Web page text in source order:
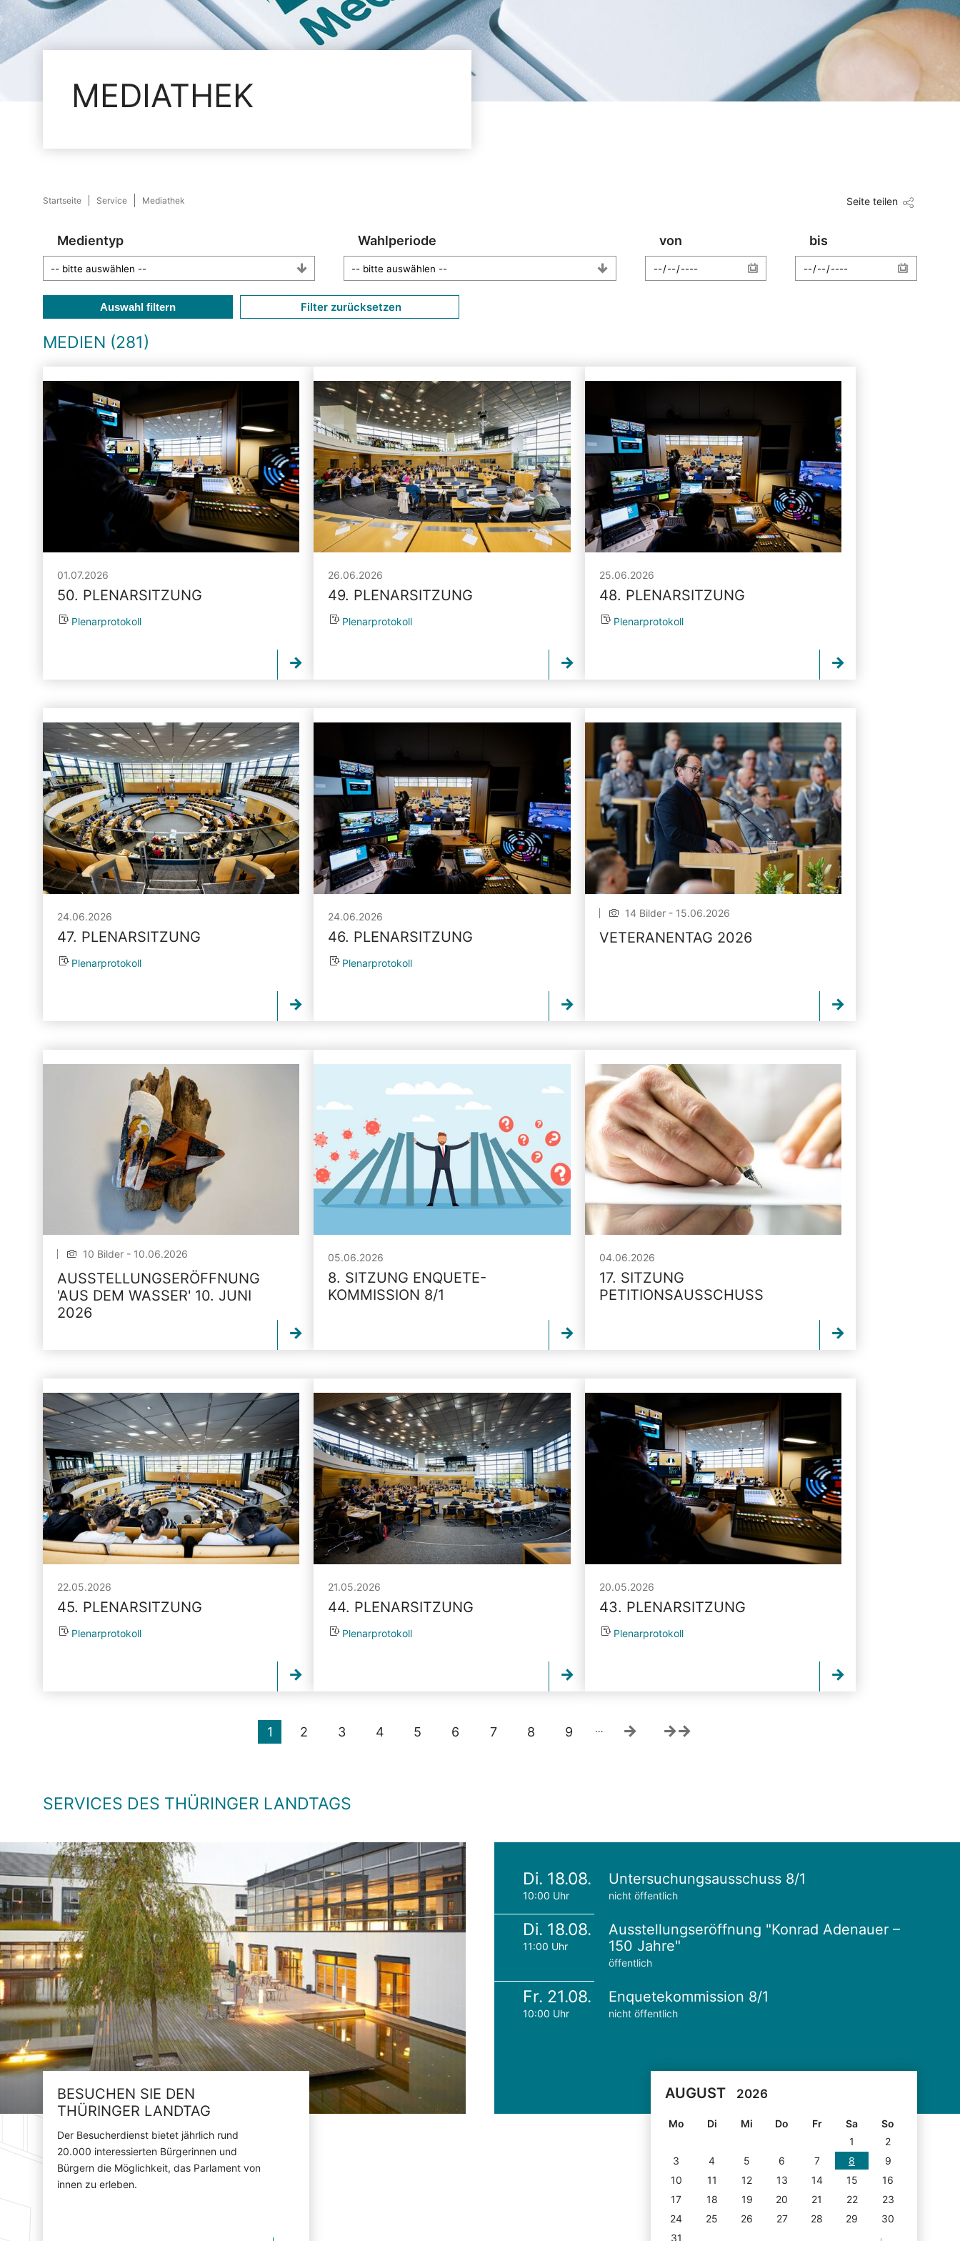
MEDIATHEK
Startseite Service Mediathek Seite teilen
Medientyp Wahlperiode von bis
Auswahl filtern Filter zurücksetzen
MEDIEN (281)
01.07.2026
50. PLENARSITZUNG
Plenarprotokoll
26.06.2026
49. PLENARSITZUNG
Plenarprotokoll
25.06.2026
48. PLENARSITZUNG
Plenarprotokoll
24.06.2026
47. PLENARSITZUNG
Plenarprotokoll
24.06.2026
46. PLENARSITZUNG
Plenarprotokoll
14 Bilder - 15.06.2026
VETERANENTAG 2026
10 Bilder - 10.06.2026
AUSSTELLUNGSERÖFFNUNG
'AUS DEM WASSER' 10. JUNI
2026
05.06.2026
8. SITZUNG ENQUETE-
KOMMISSION 8/1
04.06.2026
17. SITZUNG
PETITIONSAUSSCHUSS
22.05.2026
45. PLENARSITZUNG
Plenarprotokoll
21.05.2026
44. PLENARSITZUNG
Plenarprotokoll
20.05.2026
43. PLENARSITZUNG
Plenarprotokoll
1 2 3 4 5 6 7 8 9 …
SERVICES DES THÜRINGER LANDTAGS
BESUCHEN SIE DEN
THÜRINGER LANDTAG
Der Besucherdienst bietet jährlich rund
20.000 interessierten Bürgerinnen und
Bürgern die Möglichkeit, das Parlament von
innen zu erleben.
Di. 18.08.
10:00 Uhr
Untersuchungsausschuss 8/1
nicht öffentlich
Di. 18.08.
11:00 Uhr
Ausstellungseröffnung "Konrad Adenauer –
150 Jahre"
öffentlich
Fr. 21.08.
10:00 Uhr
Enquetekommission 8/1
nicht öffentlich
AUGUST 2026
Mo Di Mi Do Fr Sa
So
1
2
3
4 5 6 7 8
9
10
11 12 13 14 15
16
17
18 19 20 21 22
23
24
25 26 27 28 29
30
31